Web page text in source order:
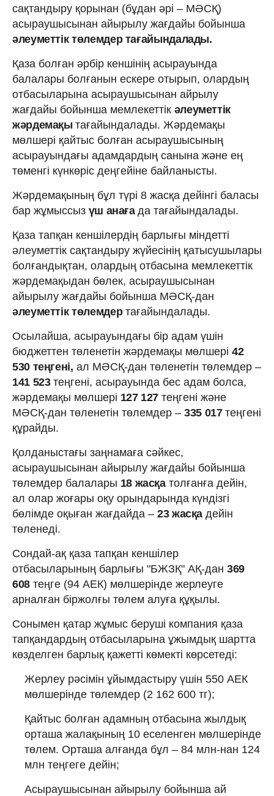
сақтандыру қорынан (бұдан әрі – МӘСҚ)
асыраушысынан айырылу жағдайы бойынша
әлеуметтік төлемдер тағайындалады.
Қаза болған әрбір кеншінің асырауында
балалары болғанын ескере отырып, олардың
отбасыларына асыраушысынан айрылу
жағдайы бойынша мемлекеттік әлеуметтік
жәрдемақытағайындалады. Жәрдемақы
мөлшері қайтыс болған асыраушысының
асырауындағы адамдардың санына және ең
төменгі күнкөріс деңгейіне байланысты.
Жәрдемақының бұл түрі 8 жасқа дейінгі баласы
бар жұмыссыз үш анағада тағайындалады.
Қаза тапқан кеншілердің барлығы міндетті
әлеуметтік сақтандыру жүйесінің қатысушылары
болғандықтан, олардың отбасына мемлекеттік
жәрдемақыдан бөлек, асыраушысынан
айырылу жағдайы бойынша МӘСҚ-дан
әлеуметтік төлемдер тағайындалады.
Осылайша, асырауындағы бір адам үшін
бюджеттен төленетін жәрдемақы мөлшері 42
530 теңгені, ал МӘСҚ-дан төленетін төлемдер –
141 523теңгені, асырауында бес адам болса,
жәрдемақы мөлшері 127 127 теңгені және
МӘСҚ-дан төленетін төлемдер – 335 017теңгені
құрайды.
Қолданыстағы заңнамаға сәйкес,
асыраушысынан айырылу жағдайы бойынша
төлемдер балалары 18 жасқатолғанға дейін,
ал олар жоғары оқу орындарында күндізгі
бөлімде оқыған жағдайда – 23 жасқа дейін
төленеді.
Сондай-ақ қаза тапқан кеншілер
отбасыларының барлығы "БЖЗҚ" АҚ-дан 369
608 теңге (94 АЕК) мөлшерінде жерлеуге
арналған біржолғы төлем алуға құқылы.
Сонымен қатар жұмыс беруші компания қаза
тапқандардың отбасыларына ұжымдық шартта
көзделген барлық қажетті көмекті көрсетеді:
Жерлеу рәсімін ұйымдастыру үшін 550 АЕК
мөлшерінде төлемдер (2 162 600 тг);
Қайтыс болған адамның отбасына жылдық
орташа жалақының 10 еселенген мөлшерінде
төлем. Орташа алғанда бұл – 84 млн-нан 124
млн теңгеге дейін;
Асыраушысынан айырылу бойынша ай